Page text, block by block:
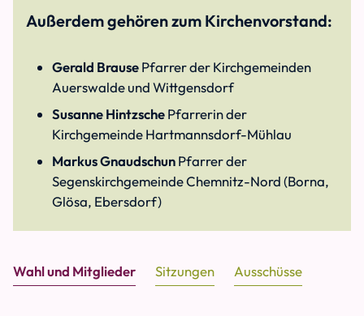
Außerdem gehören zum Kirchenvorstand:
Gerald BrausePfarrer der Kirchgemeinden
Auerswalde und Wittgensdorf
Susanne HintzschePfarrerin der
Kirchgemeinde Hartmannsdorf-Mühlau
Markus GnaudschunPfarrer der
Segenskirchgemeinde Chemnitz-Nord (Borna,
Glösa, Ebersdorf)
Wahl und Mitglieder Sitzungen Ausschüsse